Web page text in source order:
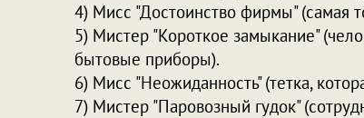
4) Мисс "Достоинство фирмы" (самая
5) Мистер "Короткое замыкание"
бытовые приборы).
6) Мисс "Неожиданность" (тетка,
7) Мистер "Паровозный гудок"